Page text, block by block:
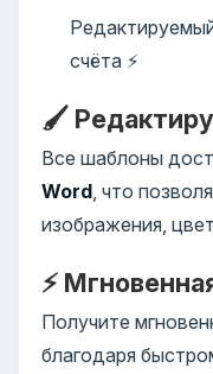
счёта ⚡
🖌️
Все шаблоны
Word , что
изображения,
⚡
Получите
благодаря